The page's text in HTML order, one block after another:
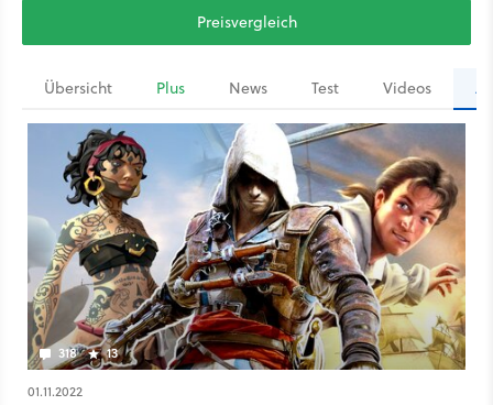
Preisvergleich
Übersicht Plus News Test Videos
318 13
01.11.2022